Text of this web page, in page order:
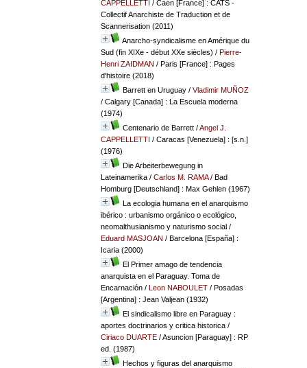
CAPPELLETTI / Caen [France] : CATS -
Collectif Anarchiste de Traduction et de
Scannerisation (2011)
Anarcho-syndicalisme en Amérique du
Sud (fin XIXe - début XXe siècles) / Pierre-
Henri ZAIDMAN / Paris [France] : Pages
d'histoire (2018)
Barrett en Uruguay/ Vladimir MUÑOZ
/ Calgary [Canada] : La Escuela moderna
(1974)
Centenario de Barrett/Angel J.
CAPPELLETTI / Caracas [Venezuela] : [s.n.]
(1976)
Die Arbeiterbewegung in
Lateinamerika/ Carlos M. RAMA/ Bad
Homburg [Deutschland] : Max Gehlen (1967)
La ecologia humana en el anarquismo
ibérico : urbanismo orgánico o ecológico,
neomalthusianismo y naturismo social/
Eduard MASJOAN / Barcelona [España] :
Icaria (2000)
El Primer amago de tendencia
anarquista en el Paraguay. Toma de
Encarnación/ Leon NABOULET/ Posadas
[Argentina] : Jean Valjean (1932)
El sindicalismo libre en Paraguay :
aportes doctrinarios y critica historica/
Ciriaco DUARTE/ Asuncion [Paraguay] : RP
ed. (1987)
Hechos y figuras del anarquismo